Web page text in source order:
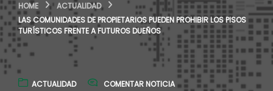
HOME
ACTUALIDAD
LAS COMUNIDADES DE PROPIETARIOS PUEDEN PROHIBIR LOS PISOS
TURÍSTICOS FRENTE A FUTUROS DUEÑOS
ACTUALIDAD COMENTAR NOTICIA